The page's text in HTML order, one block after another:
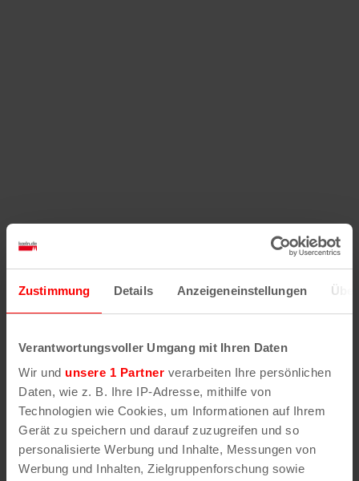
Zustimmung Details Anzeigeneinstellungen
Verantwortungsvoller Umgang mit Ihren Daten
Wir und unsere 1 Partner verarbeiten Ihre persönlichen
Daten, wie z. B. Ihre IP-Adresse, mithilfe von
Technologien wie Cookies, um Informationen auf Ihrem
Gerät zu speichern und darauf zuzugreifen und so
personalisierte Werbung und Inhalte, Messungen von
Werbung und Inhalten, Zielgruppenforschung sowie